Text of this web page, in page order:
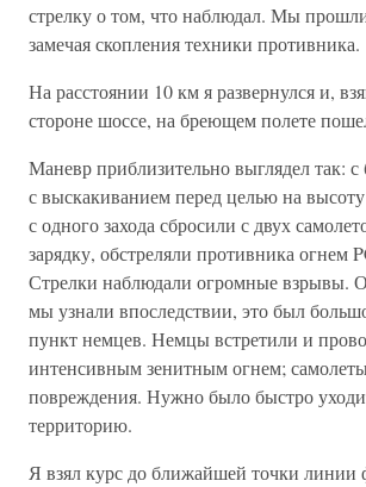
стрелку о том, что наблюдал. Мы
замечая скопления техники противника.
На расстоянии 10 км я развернулся и,
стороне шоссе, на бреющем полете
Маневр приблизительно выглядел так:
с выскакиванием перед целью на
с одного захода сбросили с двух
зарядку, обстреляли противника огнем
Стрелки наблюдали огромные взрывы.
мы узнали впоследствии, это был
пункт немцев. Немцы встретили и
интенсивным зенитным огнем;
повреждения. Нужно было быстро
территорию.
Я взял курс до ближайшей точки линии